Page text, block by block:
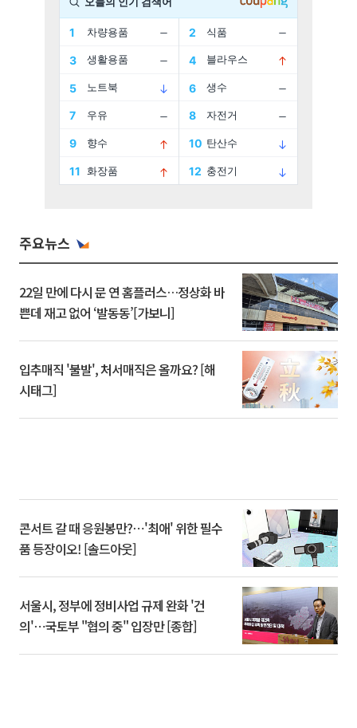
주요뉴스
22일 만에 다시 문 연 홈플러스…정상화 바
쁜데 재고 없어 ‘발동동’[가보니]
입추매직 '불발', 처서매직은 올까요? [해
시태그]
콘서트 갈 때 응원봉만?⋯'최애' 위한 필수
품 등장이오! [솔드아웃]
서울시, 정부에 정비사업 규제 완화 '건
의'⋯국토부 "협의 중" 입장만 [종합]